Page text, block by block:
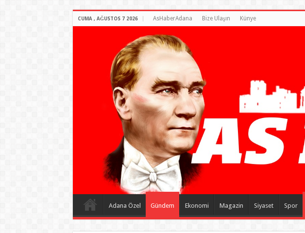
CUMA , AĞUSTOS 7 2026 AsHaberAdana Bize Ulaşın Künye
Adana Özel Gündem Ekonomi Magazin Siyaset Spor